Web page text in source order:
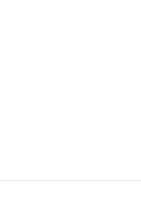
protocolo EMDR (1 a 8)